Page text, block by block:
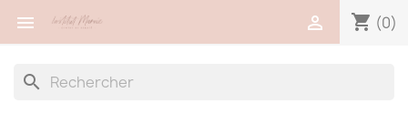
 shopping_cart (0)

search